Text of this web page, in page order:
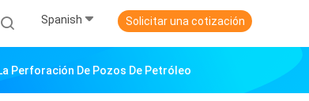
Spanish Solicitar una cotización
Perforación De Pozos De Petróleo